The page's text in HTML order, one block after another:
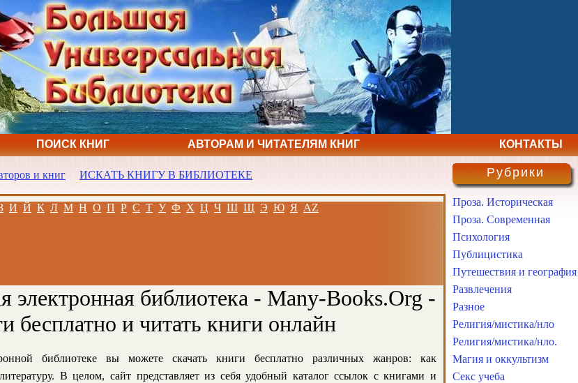
ПОИСК КНИГ АВТОРАМ И ЧИТАТЕЛЯМ КНИГ КОНТАКТЫ
и книг ИСКАТЬ КНИГУ В БИБЛИОТЕКЕ
И Й К Л М Н О П Р С Т У Ф Х Ц Ч Ш Щ Э Ю Я AZ
электронная библиотека - Many-Books.Org -
бесплатно и читать книги онлайн
библиотеке вы можете скачать книги бесплатно различных жанров: как
В целом, сайт представляет из себя удобный каталог ссылок с книгами и
Рубрики
Проза. Историческая
Проза. Современная
Психология
Публицистика
Путешествия и география
Развлечения
Разное
Религия/мистика/нло
Религия/мистика/нло.
Магия и оккультизм
Секс учеба